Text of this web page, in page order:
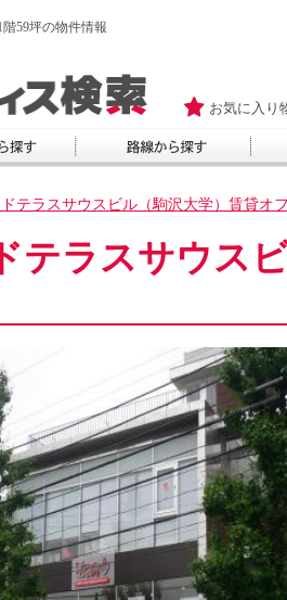
59坪の物件情報
お気に入り
テラスサウスビル（駒沢大学）賃貸オ
テラスサウス